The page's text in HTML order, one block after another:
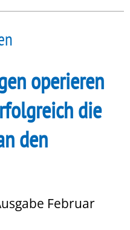
operieren
die
den
Februar